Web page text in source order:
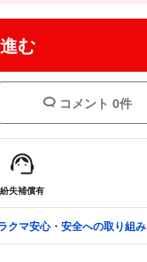
む
コメント 0件
紛失補償有
クマ安心・安全への取り組み